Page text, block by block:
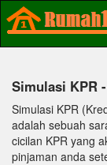
Simulasi KPR
Simulasi KPR
adalah sebuah
cicilan KPR yang
pinjaman anda